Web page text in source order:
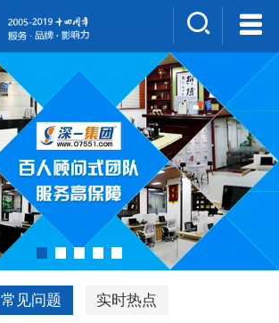
集团介绍
人才招聘
案例展示
新闻中心
深一风采
联系我们
深优通系统V3.0
常见问题 实时热点